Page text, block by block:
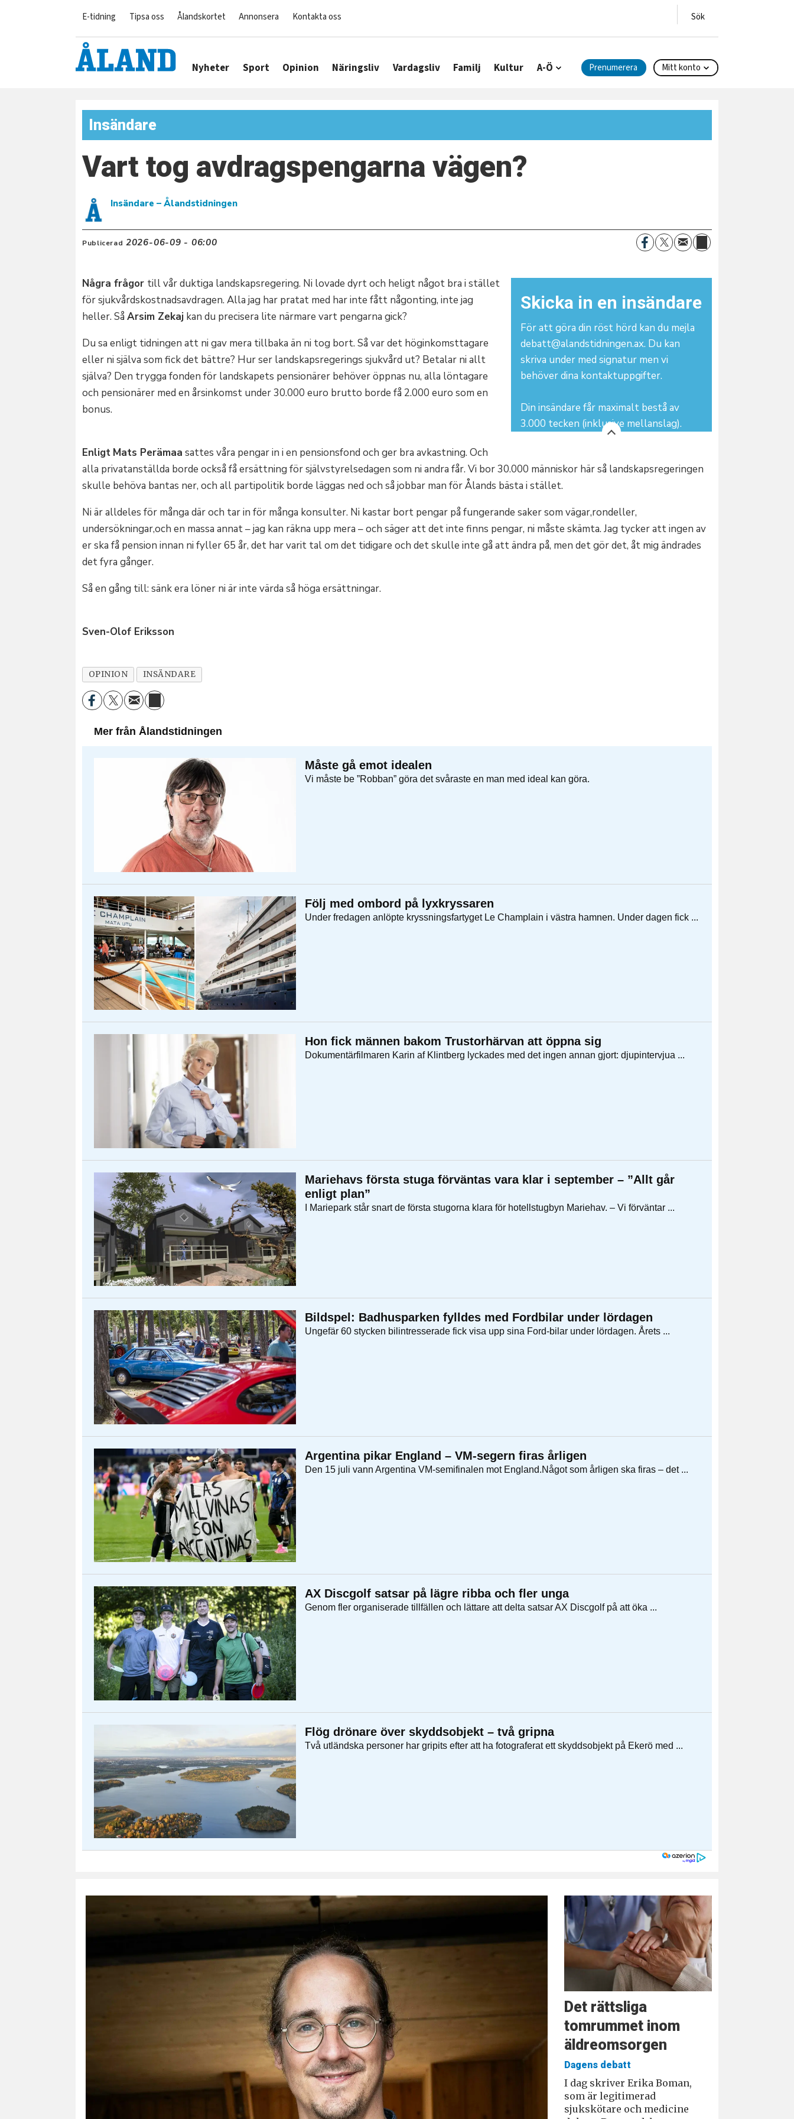
E-tidning Tipsa oss Ålandskortet Annonsera Kontakta oss
Nyheter Sport Opinion Näringsliv Vardagsliv Familj Kultur A-Ö Prenumerera Mitt konto
Insändare
Vart tog avdragspengarna vägen?
Insändare – Ålandstidningen
Publicerad 2026-06-09 - 06:00
Skicka in en insändare
För att göra din röst hörd kan du mejla
debatt@alandstidningen.ax. Du kan
skriva under med signatur men vi
behöver dina kontaktuppgifter.
Din insändare får maximalt bestå av
3.000 tecken (inklusive mellanslag).
Några frågor till vår duktiga landskapsregering. Ni lovade dyrt och heligt något bra i stället
för sjukvårdskostnadsavdragen. Alla jag har pratat med har inte fått någonting, inte jag
heller. SåArsim Zekaj kan du precisera lite närmare vart pengarna gick?
Du sa enligt tidningen att ni gav mera tillbaka än ni tog bort. Så var det höginkomsttagare
eller ni själva som fick det bättre? Hur ser landskapsregerings sjukvård ut? Betalar ni allt
själva? Den trygga fonden för landskapets pensionärer behöver öppnas nu, alla löntagare
och pensionärer med en årsinkomst under 30.000 euro brutto borde få 2.000 euro som en
bonus.
Enligt Mats Perämaa sattes våra pengar in i en pensionsfond och ger bra avkastning. Och
alla privatanställda borde också få ersättning för självstyrelsedagen som ni andra får. Vi bor 30.000 människor här så landskapsregeringen
skulle behöva bantas ner, och all partipolitik borde läggas ned och så jobbar man för Ålands bästa i stället.
Ni är alldeles för många där och tar in för många konsulter. Ni kastar bort pengar på fungerande saker som vägar,rondeller,
undersökningar,och en massa annat – jag kan räkna upp mera – och säger att det inte finns pengar, ni måste skämta. Jag tycker att ingen av
er ska få pension innan ni fyller 65 år, det har varit tal om det tidigare och det skulle inte gå att ändra på, men det gör det, åt mig ändrades
det fyra gånger.
Så en gång till: sänk era löner ni är inte värda så höga ersättningar.
Sven-Olof Eriksson
OPINION INSÄNDARE
Det rättsliga
tomrummet inom
äldreomsorgen
Dagens debatt
I dag skriver Erika Boman,
som är legitimerad
sjukskötare och medicine